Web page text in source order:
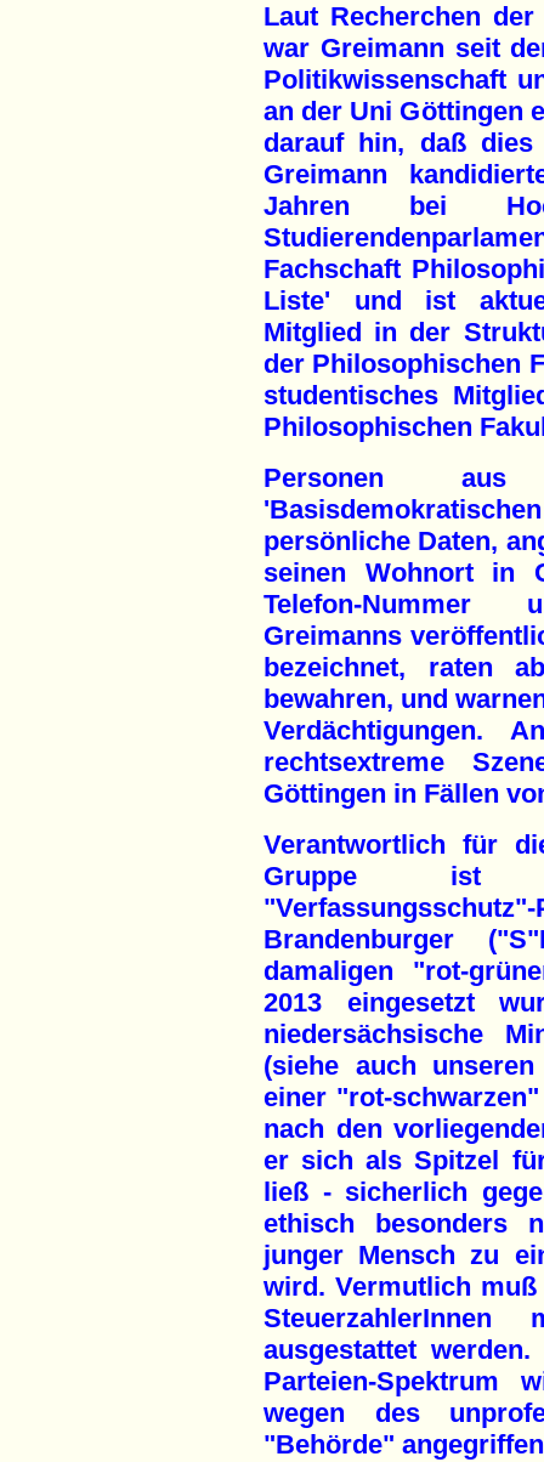
Laut Recherchen
war Greimann seit
Politikwissenschaft
an der Uni Göttingen
darauf hin, daß
Greimann
Jahren bei
Fachschaft
Liste' und ist
Mitglied in der
der Philosophischen
studentisches
Philosophischen
Personen
persönliche Daten,
seinen Wohnort in
Telefon-Nummer
Greimanns
bezeichnet, raten
bewahren, und
Verdächtigungen.
rechtsextreme
Göttingen in Fällen
Verantwortlich für
Gruppe ist
Brandenburger
damaligen "rot-
2013 eingesetzt
niedersächsische
(siehe auch
einer "rot-
nach den
er sich als Spitzel
ließ - sicherlich
ethisch besonders
junger Mensch zu
wird. Vermutlich
ausgestattet
Parteien-Spektrum
wegen des
"Behörde"